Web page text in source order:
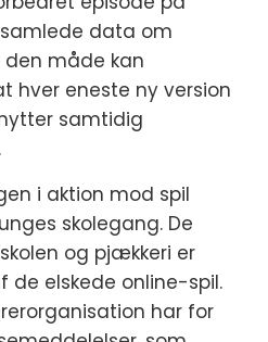
data om
den måde kan
hver eneste ny version
samtidig
i aktion mod spil
skolegang. De
og pjækkeri er
de elskede online-spil.
har for